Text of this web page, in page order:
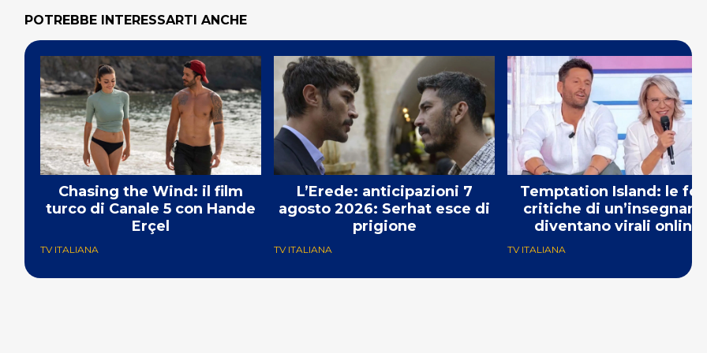
POTREBBE INTERESSARTI ANCHE
Chasing the Wind: il film
turco di Canale 5 con Hande
Erçel
TV ITALIANA
L’Erede: anticipazioni 7
agosto 2026: Serhat esce di
prigione
TV ITALIANA
Temptation Island: le forti
critiche di un’insegnante
diventano virali online
TV ITALIANA